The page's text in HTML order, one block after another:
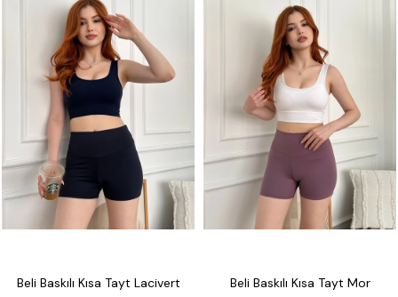
Beli Baskılı Kısa Tayt Lacivert Beli Baskılı Kısa Tayt Mor